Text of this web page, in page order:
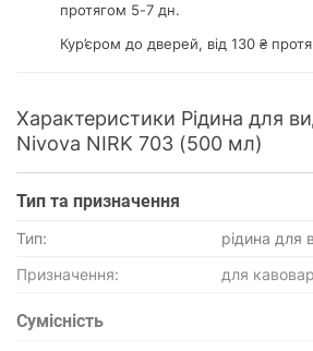
протягом 5-7 дн.
Кур’єром до дверей, від 130 ₴
Характеристики Рідина для
Nivova NIRK 703 (500 мл)
Тип та призначення
Тип:
рідина для
Призначення:
для
Сумісність